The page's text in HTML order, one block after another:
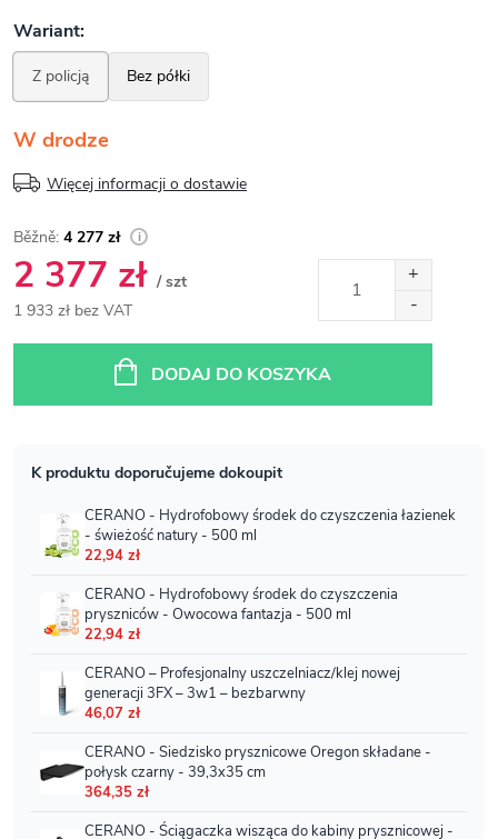
W drodze
Więcej informacji o dostawie
4 277 zł
2 377 zł / szt
1 933 zł bez VAT
DODAJ DO KOSZYKA